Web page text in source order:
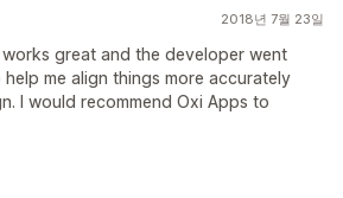
2018년 7월 23일
great and the developer went
me align things more accurately
I would recommend Oxi Apps to